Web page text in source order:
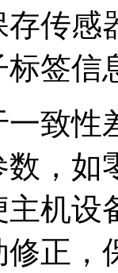
传感
签信
致性
，如
机设
正，